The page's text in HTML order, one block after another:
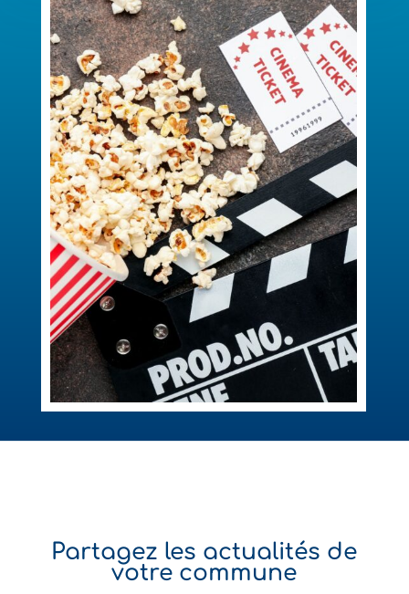
Partagez les actualités de
votre commune